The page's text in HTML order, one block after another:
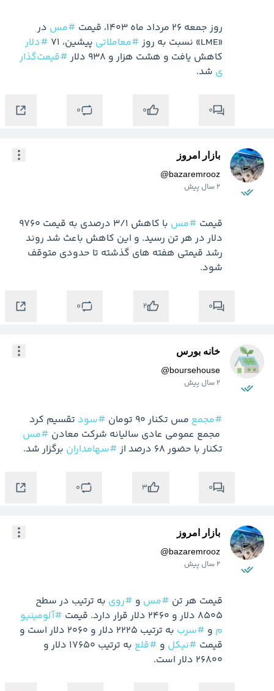
روز جمعه ۲۶ مرداد ماه ۱۴۰۳، قیمت #مس
«LME» نسبت به روز
#معاملاتی پیشین، ۷۱
#دلار
کاهش یافت و هشت هزار و ۹۳۸ دلار
#قیمت‌گذار
ی شد.
0
0
0
بازار امروز
@bazaremrooz
2 سال پیش
قیمت #مس
شود.
0
2
0
خانه بورس
@boursehouse
2 سال پیش
#مجمع مس تکنار 90 تومان #سود
#مس
تکنار با حضور ۶۸ درصد از
#سهامداران برگزار شد.
0
3
0
بازار امروز
@bazaremrooz
2 سال پیش
قیمت هر تن #مس و #روی
8505 دلار و 2460 دلار قرار دارد. قیمت
#آلومینیو
م و #سرب
قیمت #نیکل و #قلع
26800 دلار است.